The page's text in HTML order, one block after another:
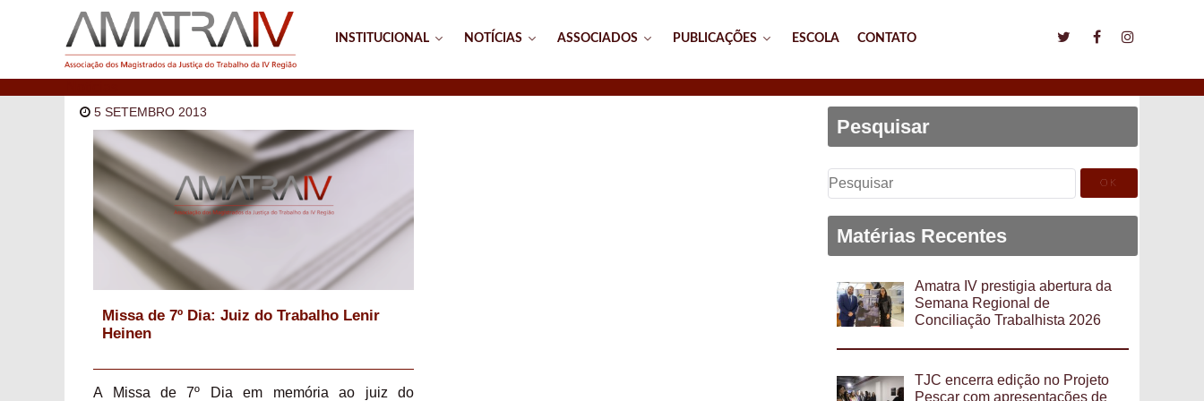
INSTITUCIONAL NOTÍCIAS ASSOCIADOS PUBLICAÇÕES ESCOLA CONTATO
5 SETEMBRO 2013
Missa de 7º Dia: Juiz do Trabalho Lenir
Heinen
A Missa de 7º Dia em memória ao juiz do
Pesquisar
Pesquisar
por:
Matérias Recentes
Amatra IV prestigia abertura da
Semana Regional de
Conciliação Trabalhista 2026
TJC encerra edição no Projeto
Pescar com apresentações de